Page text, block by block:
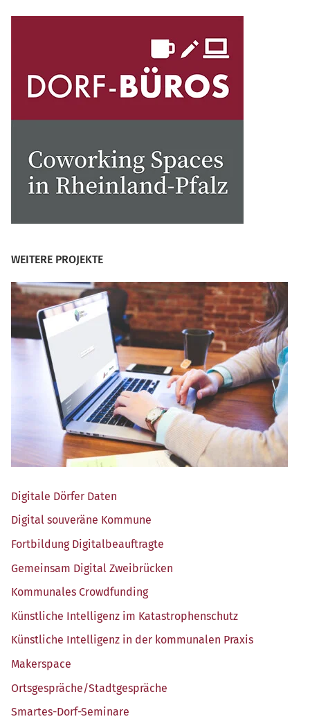
WEITERE PROJEKTE
Digi­ta­le Dör­fer Daten
Digi­tal sou­ve­rä­ne Kommune
Fort­bil­dung Digitalbeauftragte
Gemein­sam Digi­tal Zweibrücken
Kom­mu­na­les Crowdfunding
Künst­li­che Intel­li­genz im Katastrophenschutz
Künst­li­che Intel­li­genz in der kom­mu­na­len Praxis
Maker­space
Ortsgespräche/​Stadtgespräche
Smar­tes-Dorf-Semi­na­re